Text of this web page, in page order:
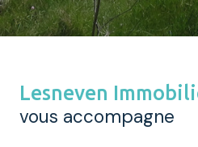
Lesneven
vous accompagne